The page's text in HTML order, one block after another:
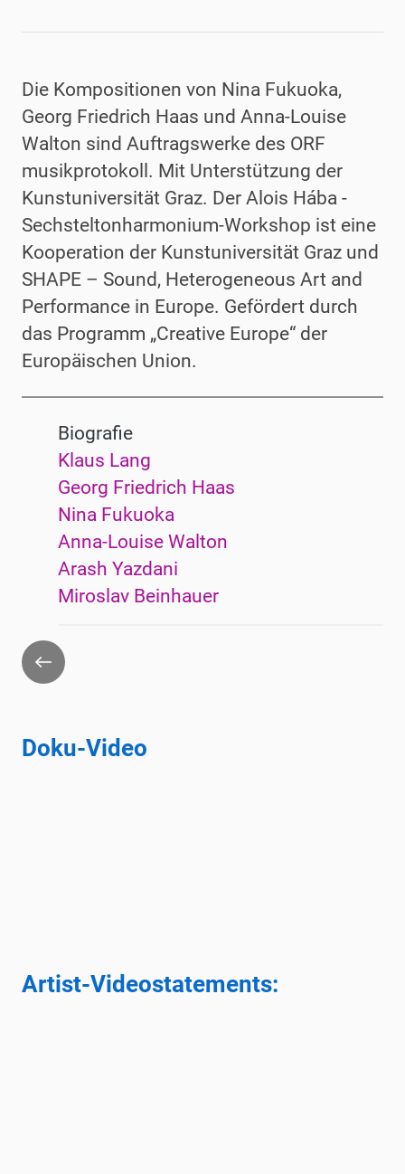
Die Kompositionen von Nina Fukuoka,
Georg Friedrich Haas und Anna-Louise
Walton sind Auftragswerke des ORF
musikprotokoll. Mit Unterstützung der
Kunstuniversität Graz. Der Alois Hába -
Sechsteltonharmonium-Workshop ist eine
Kooperation der Kunstuniversität Graz und
SHAPE – Sound, Heterogeneous Art and
Performance in Europe. Gefördert durch
das Programm „Creative Europe“ der
Europäischen Union.
Biografie
Klaus Lang
Georg Friedrich Haas
Nina Fukuoka
Anna-Louise Walton
Arash Yazdani
Miroslav Beinhauer
Zurück
Doku-Video
Artist-Videostatements: